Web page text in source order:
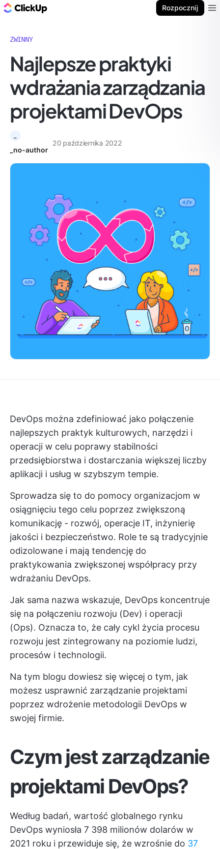
Rozpocznij
ZWINNY
Najlepsze praktyki
wdrażania zarządzania
projektami DevOps
_no-author
20 października 2022
DevOps można zdefiniować jako połączenie
najlepszych praktyk kulturowych, narzędzi i
operacji w celu poprawy stabilności
przedsiębiorstwa i dostarczania większej liczby
aplikacji i usług w szybszym tempie.
Sprowadza się to do pomocy organizacjom w
osiągnięciu tego celu poprzez zwiększoną
komunikację - rozwój, operacje IT, inżynierię
jakości i bezpieczeństwo. Role te są tradycyjnie
odizolowane i mają tendencję do
praktykowania zwiększonej współpracy przy
wdrażaniu DevOps.
Jak sama nazwa wskazuje, DevOps koncentruje
się na połączeniu rozwoju (Dev) i operacji
(Ops). Oznacza to, że cały cykl życia procesu
rozwoju jest zintegrowany na poziomie ludzi,
procesów i technologii.
Na tym blogu dowiesz się więcej o tym, jak
możesz usprawnić zarządzanie projektami
poprzez wdrożenie metodologii DevOps w
swojej firmie.
Czym jest zarządzanie
projektami DevOps?
Według badań, wartość globalnego rynku
DevOps wyniosła 7 398 milionów dolarów w
2021 roku i przewiduje się, że wzrośnie do 37